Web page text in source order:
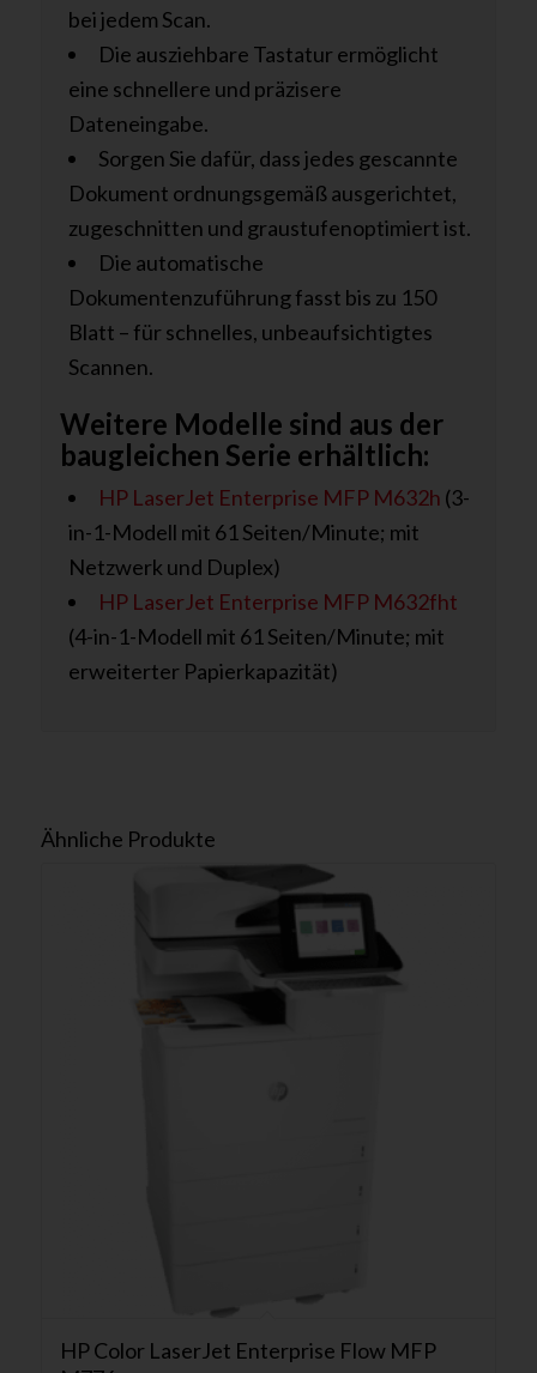
bei jedem Scan.
Die ausziehbare Tastatur ermöglicht
eine schnellere und präzisere
Dateneingabe.
Sorgen Sie dafür, dass jedes gescannte
Dokument ordnungsgemäß ausgerichtet,
zugeschnitten und graustufenoptimiert ist.
Die automatische
Dokumentenzuführung fasst bis zu 150
Blatt – für schnelles, unbeaufsichtigtes
Scannen.
Weitere Modelle sind aus der
baugleichen Serie erhältlich:
HP LaserJet Enterprise MFP M632h (3-
in-1-Modell mit 61 Seiten/Minute; mit
Netzwerk und Duplex)
HP LaserJet Enterprise MFP M632fht
(4-in-1-Modell mit 61 Seiten/Minute; mit
erweiterter Papierkapazität)
Ähnliche Produkte
HP Color LaserJet Enterprise Flow MFP